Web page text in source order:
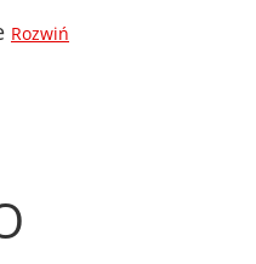
Rozwiń